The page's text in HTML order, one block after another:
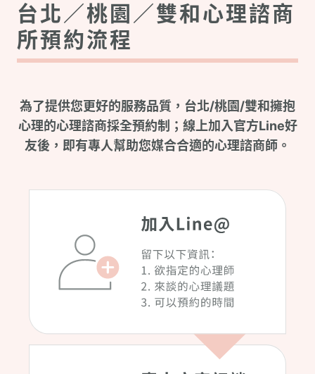
台北／桃園／雙和心理諮商
所預約流程
為了提供您更好的服務品質，台北/桃園/雙和擁抱
心理的心理諮商採全預約制；線上加入官方Line好
友後，即有專人幫助您媒合合適的心理諮商師。